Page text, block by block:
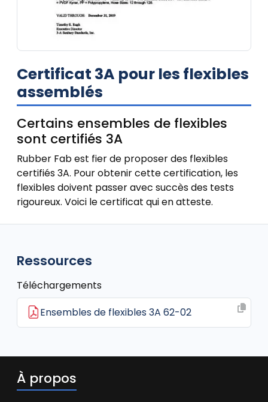
Certificat 3A pour les flexibles
assemblés
Certains ensembles de flexibles
sont certifiés 3A
Rubber Fab est fier de proposer des flexibles
certifiés 3A. Pour obtenir cette certification, les
flexibles doivent passer avec succès des tests
rigoureux. Voici le certificat qui en atteste.
Ressources
Téléchargements
Ensembles de flexibles 3A 62-02
À propos